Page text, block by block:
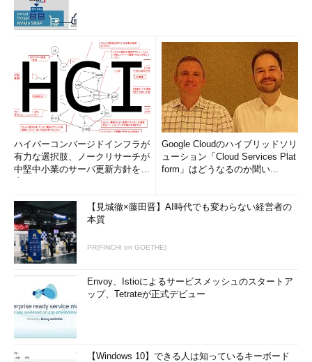
［電源ボタンの定義とパスワード保護の有効化］画面の「シャ
ットダウン設定」に「休止状態」が表示されていなかったり、こ
こにチェックを入れても［電源メニュー］に「休止状態」が表示
されなかったりする場合、powercfgコマンドで休止状態を有効
化することで利用できるようになる可能性がある。
管理者権限でコマンドプロンプトを開き、以下のコマンドを実
行すればよい（管理者権限でコマンドプロンプトを開く方法は、
TIPS「Windows 10でコマンドプロンプトを素早く起動する方
法」参照のこと）。
powercfg /h on
「休止状態」を有効化するコマンド
ハイパーコンバージドインフラが
有力な選択肢、ノークリサーチが
中堅中小業のサーバ更新方針を調
Google Cloudのハイブリッドソリ
ューション「Cloud Services Plat
form」はどうなるのか聞い...
【見城徹×藤田晋】AI時代でも変わらない経営者の
本質
PR(FINCHI on GOETHE)
Envoy、Istioによるサービスメッシュのスタートア
ップ、Tetrateが正式デビュー
【Windows 10】できる人は知っているキーボード